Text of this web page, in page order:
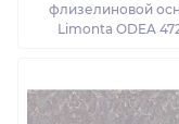
флизелиновой
Limonta ODEA